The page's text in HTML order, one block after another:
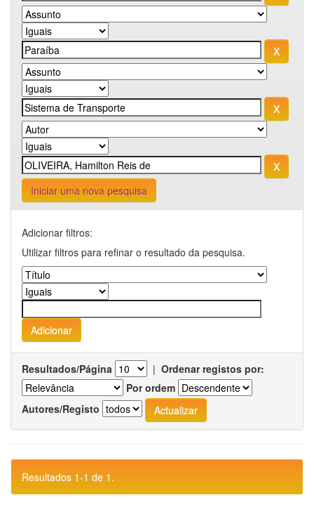
Iniciar uma nova pesquisa
Adicionar filtros:
Utilizar filtros para refinar o resultado da pesquisa.
Resultados/Página | Ordenar registos por:
Por ordem
Autores/Registo
Resultados 1-1 de 1.